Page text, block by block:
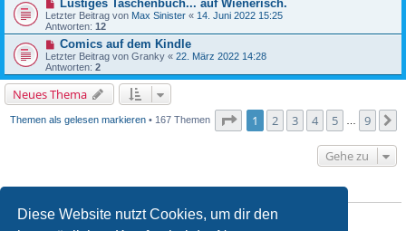
Diese Website nutzt Cookies, um dir den
Lustiges Taschenbuch... auf Wienerisch.
Letzter Beitrag von Max Sinister « 14. Juni 2022 15:25
Antworten: 12
Comics auf dem Kindle
Letzter Beitrag von Granky « 22. März 2022 14:28
Antworten: 2
Neues Thema
Themen als gelesen markieren• 167 Themen Seite von
1 2 3 4 5 9
Gehe zu
Dudarfstneue Themen in diesem Forum erstellen.